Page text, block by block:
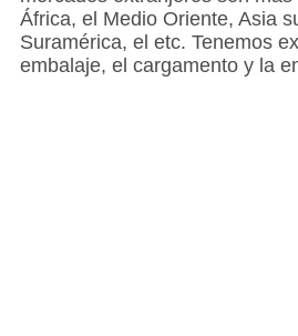
África, el Medio Oriente, Asia
Suramérica, el etc. Tenemos
embalaje, el cargamento y la